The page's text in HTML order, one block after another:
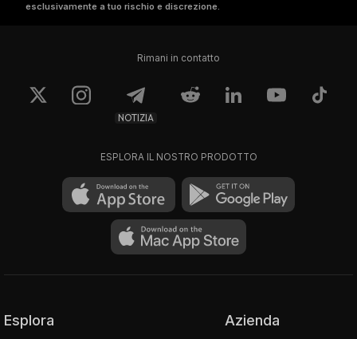
esclusivamente a tuo rischio e discrezione.
Rimani in contatto
NOTIZIA
ESPLORA IL NOSTRO PRODOTTO
Esplora Azienda